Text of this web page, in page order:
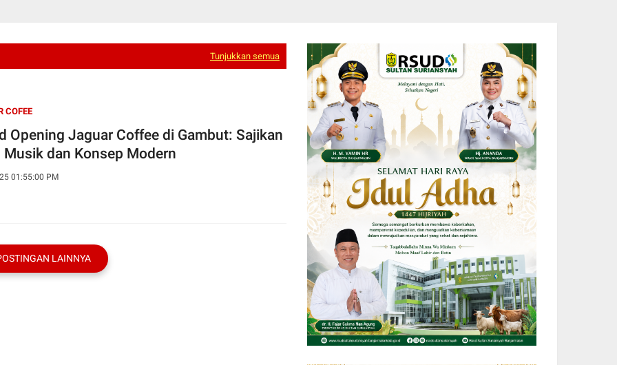
Tunjukkan semua
COFEE
Opening Jaguar Coffee di Gambut: Sajikan
Musik dan Konsep Modern
01:55:00 PM
LAINNYA